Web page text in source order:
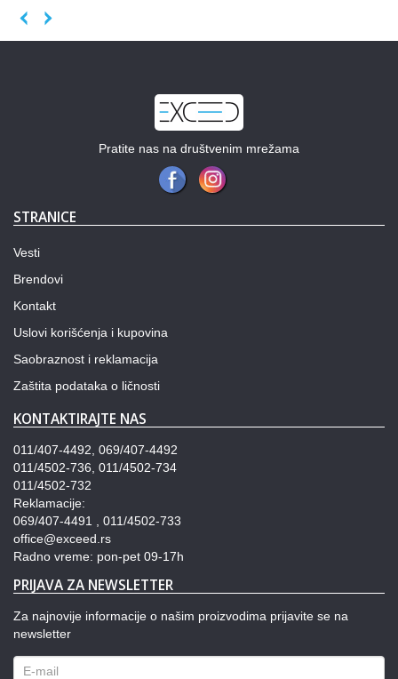
Pratite nas na društvenim mrežama
STRANICE
Vesti
Brendovi
Kontakt
Uslovi korišćenja i kupovina
Saobraznost i reklamacija
Zaštita podataka o ličnosti
KONTAKTIRAJTE NAS
011/407-4492, 069/407-4492
011/4502-736, 011/4502-734
011/4502-732
Reklamacije:
069/407-4491 , 011/4502-733
office@exceed.rs
Radno vreme: pon-pet 09-17h
PRIJAVA ZA NEWSLETTER
Za najnovije informacije o našim proizvodima prijavite se na
newsletter